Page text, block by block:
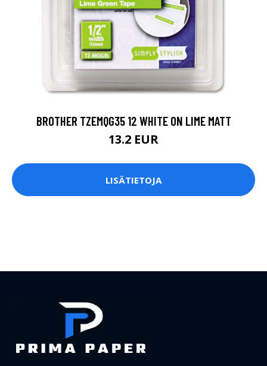
BROTHER TZEMQG35 12 WHITE ON LIME MATT
13.2 EUR
LISÄTIETOJA